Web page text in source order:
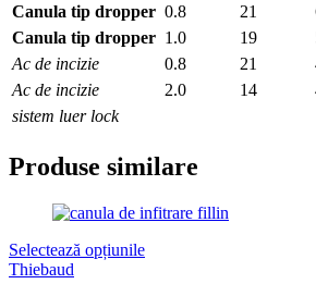
Canula tip dropper 0.8 21
Canula tip dropper 1.0 19
Ac de incizie
0.8 21
Ac de incizie
2.0 14
sistem luer lock
Produse similare
Selectează opțiunile
Thiebaud